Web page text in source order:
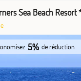
Sea Beach
5% de réduction